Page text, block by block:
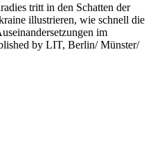
tritt in den Schatten der
illustrieren, wie schnell die
im
by LIT, Berlin/ Münster/